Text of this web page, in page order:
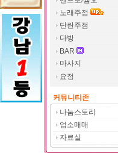
노래주점
단란주점
다방
BAR
마사지
요정
커뮤니티존
나눔스토리
업소매매
자료실